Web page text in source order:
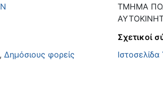
ΤΜΗΜΑ
, Δημόσιους φορείς
Σχετικοί